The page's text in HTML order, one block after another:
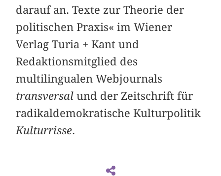
darauf an. Texte zur Theorie der
politischen Praxis« im Wiener
Verlag Turia + Kant und
Redaktionsmitglied des
multilingualen Webjournals
transversalund der Zeitschrift für
radikaldemokratische Kulturpolitik
Kulturrisse.